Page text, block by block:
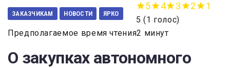
ЗАКАЗЧИКАМ НОВОСТИ ЯРКО
5 4 3 2 1
5 (1 голос)
Предполагаемое время чтения2 минут
О закупках автономного